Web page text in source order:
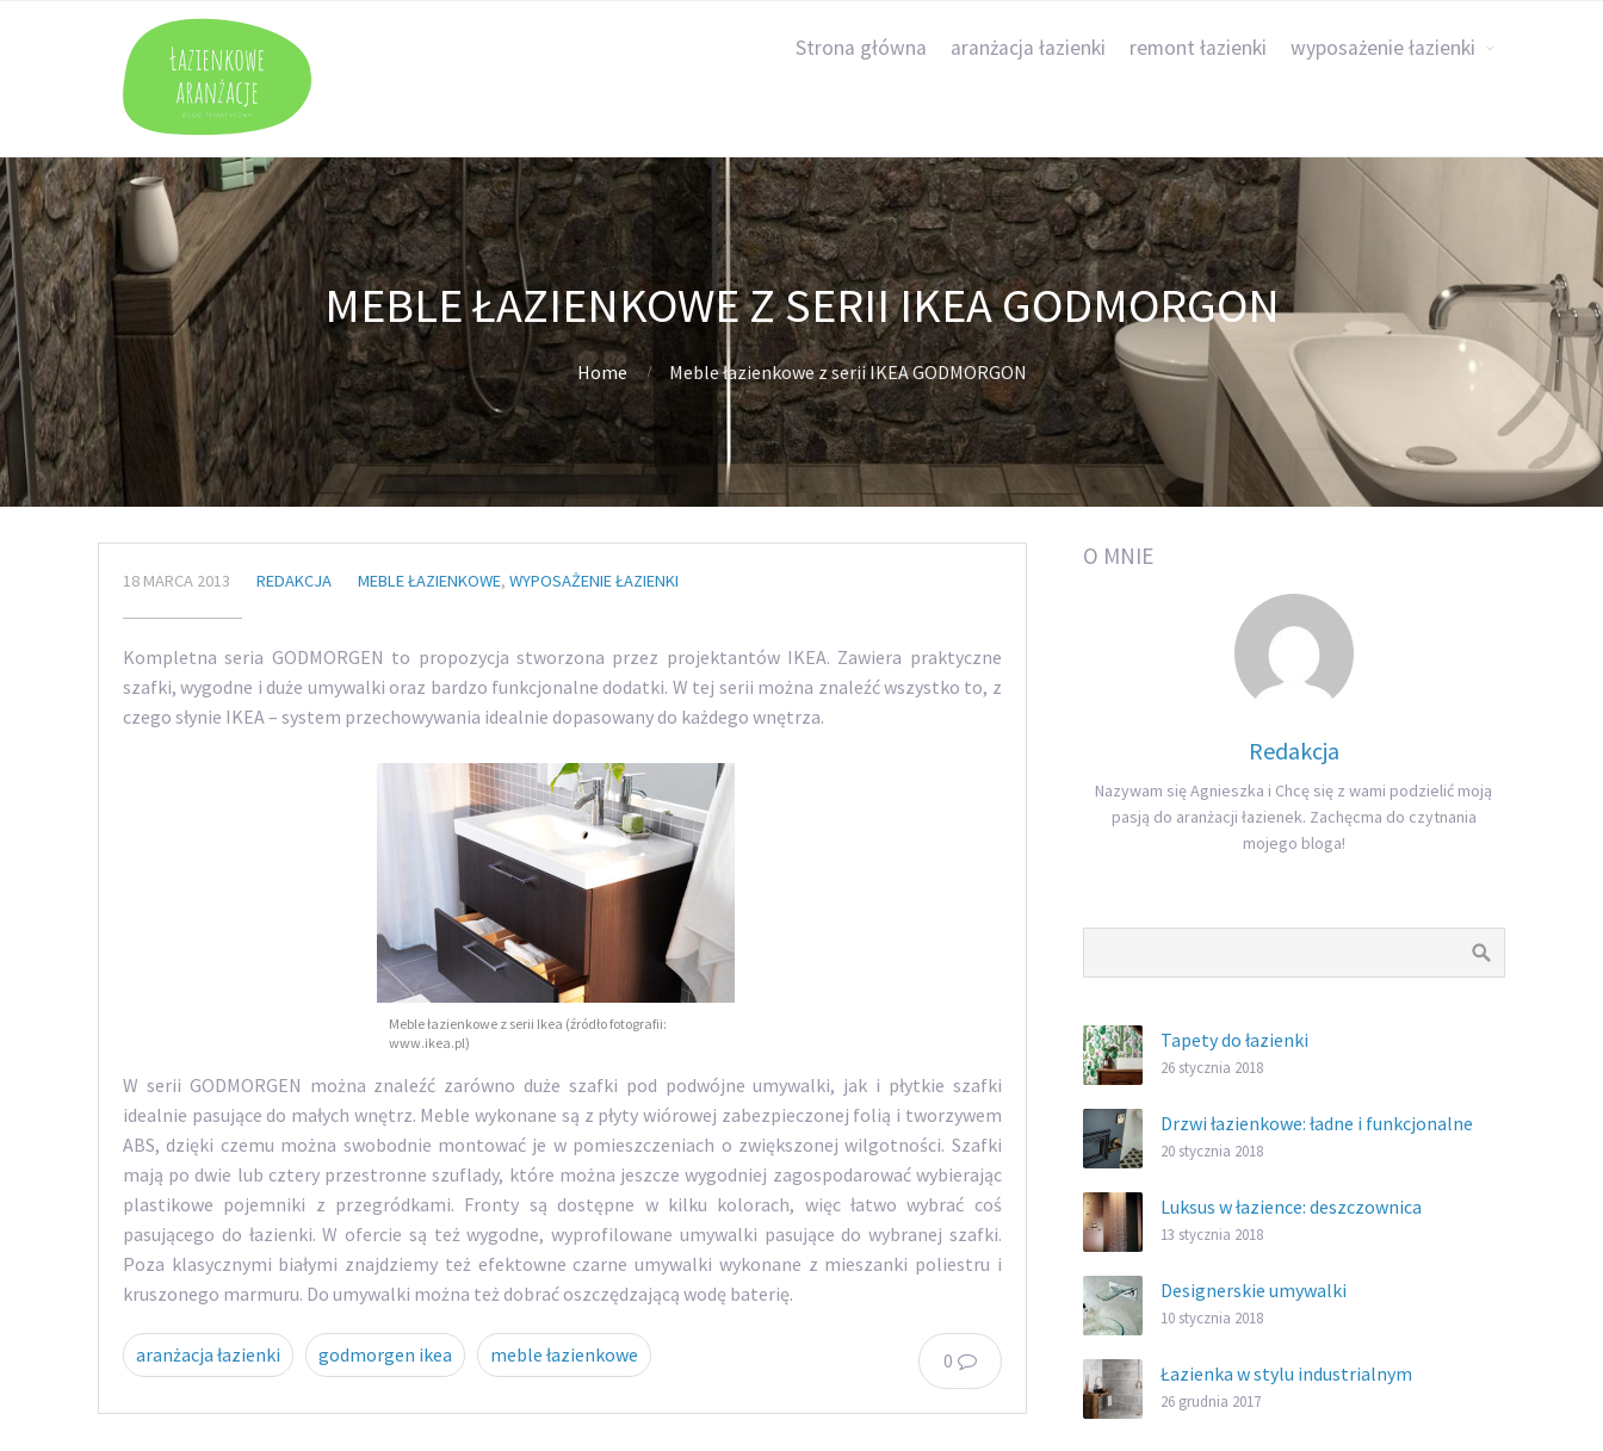
Strona główna aranżacja łazienki remont łazienki wyposażenie łazienki
MEBLE ŁAZIENKOWE Z SERII IKEA GODMORGON
Home Meble łazienkowe z serii IKEA GODMORGON
18 MARCA 2013 REDAKCJA MEBLE ŁAZIENKOWE, WYPOSAŻENIE ŁAZIENKI
Kompletna seria GODMORGEN to propozycja stworzona przez projektantów IKEA. Zawiera praktyczne
szafki, wygodne i duże umywalki oraz bardzo funkcjonalne dodatki. W tej serii można znaleźć wszystko to, z
czego słynie IKEA – system przechowywania idealnie dopasowany do każdego wnętrza.
Meble łazienkowe z serii Ikea (źródło fotografii:
www.ikea.pl)
W serii GODMORGEN można znaleźć zarówno duże szafki pod podwójne umywalki, jak i płytkie szafki
idealnie pasujące do małych wnętrz. Meble wykonane są z płyty wiórowej zabezpieczonej folią i tworzywem
ABS, dzięki czemu można swobodnie montować je w pomieszczeniach o zwiększonej wilgotności. Szafki
mają po dwie lub cztery przestronne szuflady, które można jeszcze wygodniej zagospodarować wybierając
plastikowe pojemniki z przegródkami. Fronty są dostępne w kilku kolorach, więc łatwo wybrać coś
pasującego do łazienki. W ofercie są też wygodne, wyprofilowane umywalki pasujące do wybranej szafki.
Poza klasycznymi białymi znajdziemy też efektowne czarne umywalki wykonane z mieszanki poliestru i
kruszonego marmuru. Do umywalki można też dobrać oszczędzającą wodę baterię.
0
aranżacja łazienki godmorgen ikea meble łazienkowe
O MNIE
Redakcja
Nazywam się Agnieszka i Chcę się z wami podzielić moją
pasją do aranżacji łazienek. Zachęcma do czytnania
mojego bloga!
Tapety do łazienki
26 stycznia 2018
Drzwi łazienkowe: ładne i funkcjonalne
20 stycznia 2018
Luksus w łazience: deszczownica
13 stycznia 2018
Designerskie umywalki
10 stycznia 2018
Łazienka w stylu industrialnym
26 grudnia 2017